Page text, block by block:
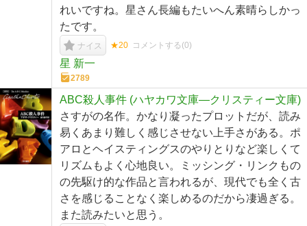
れいですね。星さん長編もたいへん素晴らしかっ
たです。
ナイス ★20 コメントする(0)
星 新一
2789
ABC殺人事件 (ハヤカワ文庫―クリスティー文庫)
さすがの名作。かなり凝ったプロットだが、読み
易くあまり難しく感じさせない上手さがある。ポ
アロとヘイスティングスのやりとりなど楽しくて
リズムもよく心地良い。ミッシング・リンクもの
の先駆け的な作品と言われるが、現代でも全く古
さを感じることなく楽しめるのだから凄過ぎる。
また読みたいと思う。